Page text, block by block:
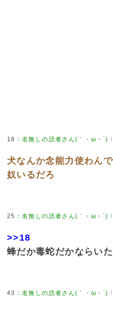
18 ：名無しの読者さん(｀・ω・´)
犬なんか念能力使わん
奴いるだろ
25 ：名無しの読者さん(｀・ω・´)
>>18
蜂だか毒蛇だかならい
43 ：名無しの読者さん(｀・ω・´)